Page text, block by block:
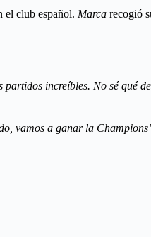
el club español. Marca recogió
increíbles. No sé qué
a ganar la